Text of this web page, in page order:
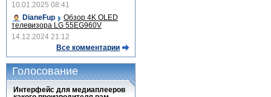
10.01.2025 08:41
DianeFup
Обзор 4K OLED
телевизора LG 55EG960V
14.12.2024 21:12
Все комментарии
Голосование
Интерфейс для медиаплееров